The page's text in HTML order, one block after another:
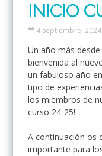
INICIO
4 septiembre, 2024
Un año más
bienvenida al
un fabuloso año
tipo de
los miembros de
curso 24-25!
A continuación os
importante para